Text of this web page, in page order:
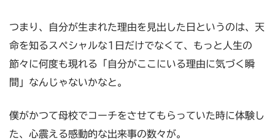
つまり、自分が生まれた理由を見出した日というのは、天
命を知るスペシャルな1日だけでなくて、もっと人生の
節々に何度も現れる「自分がここにいる理由に気づく瞬
間」なんじゃないかなと。
僕がかつて母校でコーチをさせてもらっていた時に体験し
た、心震える感動的な出来事の数々が。